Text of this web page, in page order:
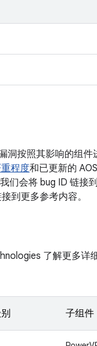
按照其影响的组件
程度和已更新的
们会将 bug ID 链接
到更多参考内容。
了解更多详
子组件